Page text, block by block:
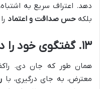
دهد. اعتراف سریع به
بلکه حس صداقت و اعتماد
۱۳. گفتگوی خود را دوستانه آغاز کنید.
همان طور که جان دی.
معترض، به جای درگیری، با